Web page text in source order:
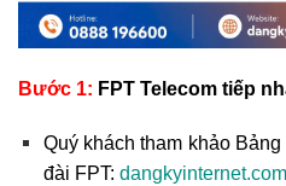
Bước 1: FPT Telecom tiếp
Quý khách tham khảo
đài FPT: dangkyinternet.com